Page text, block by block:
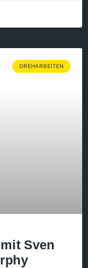
DREHARBEITEN
Sven